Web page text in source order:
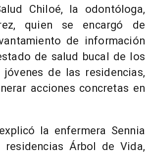
Chiloé, la odontóloga,
quien se encargó de
de información
de salud bucal de los
jóvenes de las residencias,
acciones concretas en
la enfermera Sennia
residencias Árbol de Vida,